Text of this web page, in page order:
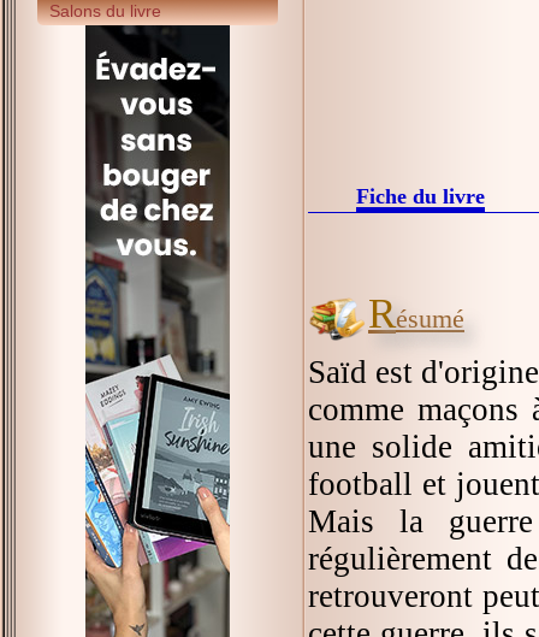
Salons du livre
Fiche du livre
Résumé
Saïd est
comme
une solide
football et
Mais la
régulièrement
retrouveront